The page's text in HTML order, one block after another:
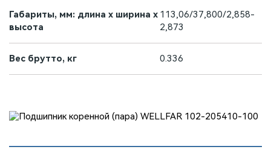
Габариты, мм: длина х ширина х
высота
113,06/37,800/2,858-
2,873
Вес брутто, кг 0.336